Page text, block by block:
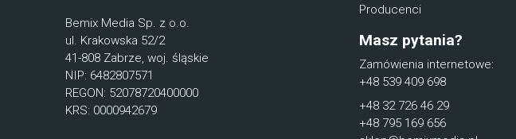
Bemix Media Sp. z o.o.
ul. Krakowska 52/2
41-808 Zabrze, woj. śląskie
NIP: 6482807571
REGON: 52078720400000
KRS: 0000942679
Producenci
Masz pytania?
Zamówienia internetowe:
+48 539 409 698
+48 32 726 46 29
+48 795 169 656